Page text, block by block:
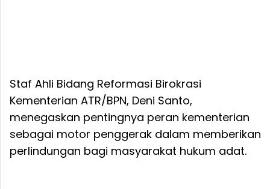
Staf Ahli Bidang Reformasi Birokrasi
Kementerian ATR/BPN, Deni Santo,
menegaskan pentingnya peran kementerian
sebagai motor penggerak dalam memberikan
perlindungan bagi masyarakat hukum adat.